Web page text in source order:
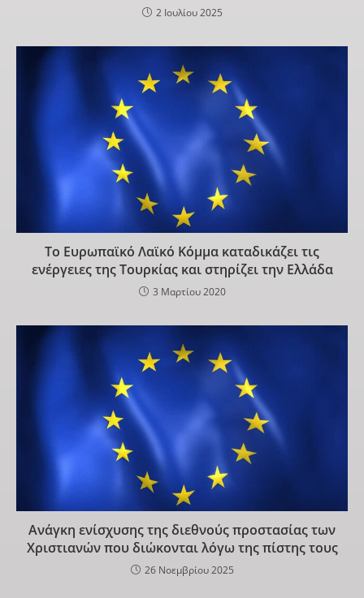
2 Ιουλίου 2025
Το Ευρωπαϊκό Λαϊκό Κόμμα καταδικάζει τις
ενέργειες της Τουρκίας και στηρίζει την Ελλάδα
3 Μαρτίου 2020
Ανάγκη ενίσχυσης της διεθνούς προστασίας των
Χριστιανών που διώκονται λόγω της πίστης τους
26 Νοεμβρίου 2025